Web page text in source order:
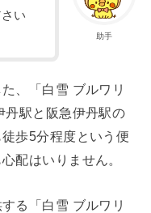
助手
い
、「白雪 ブルワリ
丹駅と阪急伊丹駅の
歩5分程度という便
配はいりません。
る「白雪 ブルワリ